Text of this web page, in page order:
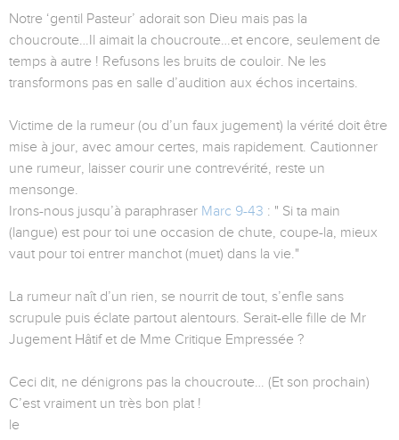
Notre ‘gentil Pasteur’ adorait son Dieu mais pas la
choucroute…Il aimait la choucroute…et encore, seulement de
temps à autre ! Refusons les bruits de couloir. Ne les
transformons pas en salle d’audition aux échos incertains.
Victime de la rumeur (ou d’un faux jugement) la vérité doit être
mise à jour, avec amour certes, mais rapidement. Cautionner
une rumeur, laisser courir une contrevérité, reste un
mensonge.
Irons-nous jusqu’à paraphraser Marc 9-43 : " Si ta main
(langue) est pour toi une occasion de chute, coupe-la, mieux
vaut pour toi entrer manchot (muet) dans la vie."
La rumeur naît d’un rien, se nourrit de tout, s’enfle sans
scrupule puis éclate partout alentours. Serait-elle fille de Mr
Jugement Hâtif et de Mme Critique Empressée ?
Ceci dit, ne dénigrons pas la choucroute… (Et son prochain)
C’est vraiment un très bon plat !
le